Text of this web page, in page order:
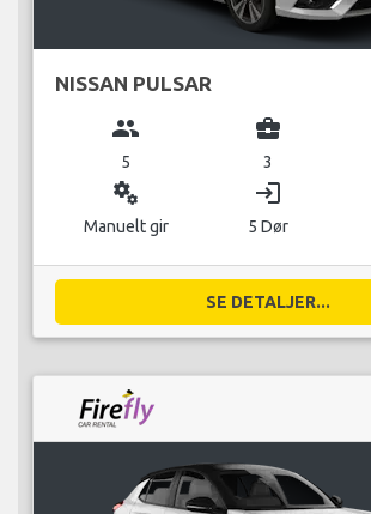
NISSAN PULSAR
group
5
business_center
3
miscellaneous_services
Manuelt gir
login
5 Dør
SE DETALJER...